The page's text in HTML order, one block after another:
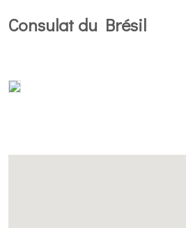
Consulat du Brésil